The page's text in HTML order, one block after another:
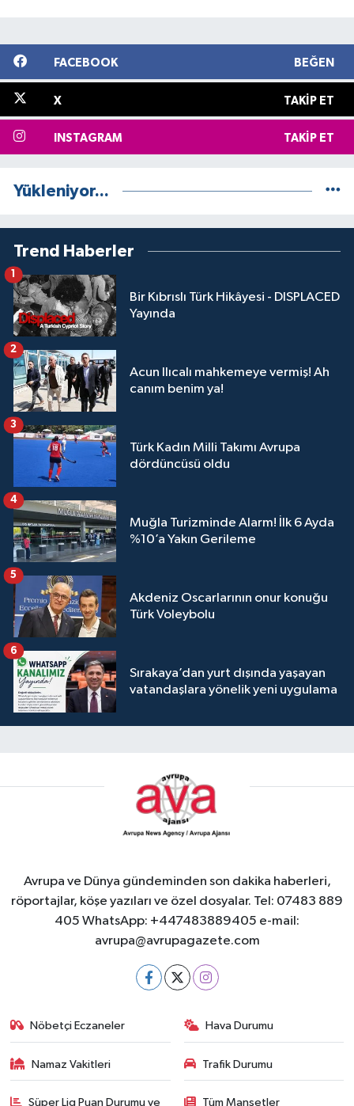
FACEBOOK BEĞEN
X TAKIP ET
INSTAGRAM TAKIP ET
Yükleniyor...
Trend Haberler
Bir Kıbrıslı Türk Hikâyesi - DISPLACED
Yayında
1
Acun Ilıcalı mahkemeye vermiş! Ah
canım benim ya!
2
Türk Kadın Milli Takımı Avrupa
dördüncüsü oldu
3
Muğla Turizminde Alarm! İlk 6 Ayda
%10’a Yakın Gerileme
4
Akdeniz Oscarlarının onur konuğu
Türk Voleybolu
5
Sırakaya’dan yurt dışında yaşayan
vatandaşlara yönelik yeni uygulama
6
Avrupa ve Dünya gündeminden son dakika haberleri,
röportajlar, köşe yazıları ve özel dosyalar. Tel: 07483 889
405 WhatsApp: +447483889405 e-mail:
avrupa@avrupagazete.com
Nöbetçi Eczaneler Hava Durumu
Namaz Vakitleri Trafik Durumu
Süper Lig Puan Durumu ve Tüm Manşetler